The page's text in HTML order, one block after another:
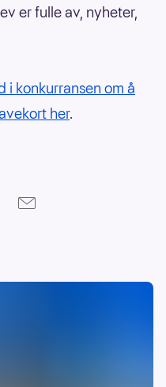
er fulle av, nyheter,
i konkurransen om å
her.